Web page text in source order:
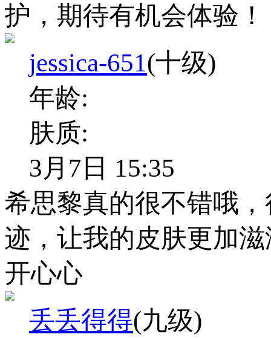
护，期待有机会体验！
jessica-651(十级)
年龄:
肤质:
3月7日 15:35
希思黎真的很不错哦
迹，让我的皮肤更加
开心心
丢丢得得(九级)